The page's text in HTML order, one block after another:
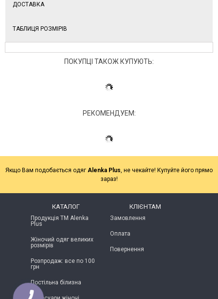
ДОСТАВКА
ТАБЛИЦЯ РОЗМІРІВ
ПОКУПЦІ ТАКОЖ КУПУЮТЬ:
РЕКОМЕНДУЕМ:
Якщо Вам подобається одяг Alenka Plus , не чекайте! Купуйте його прямо
зараз!
КАТАЛОГ
Продукція ТМ Alenka
Plus
Жіночий одяг великих
розмірів
Розпродаж: все по 100
грн
Постільна білизна
КЛІЄНТАМ
Замовлення
Оплата
Повернення
КНОПКА